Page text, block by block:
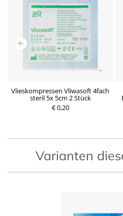
Vlieskompressen Vliwasoft 4fach
steril 5x 5cm 2 Stück
€ 0,20
Varianten